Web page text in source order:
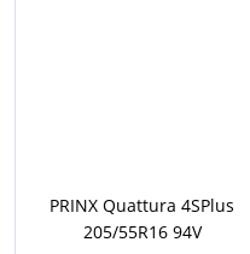
PRINX Quattura 4SPlus
205/55R16 94V